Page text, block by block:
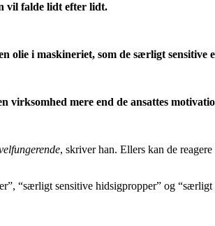
vil falde lidt efter lidt.
olie i maskineriet, som de særligt sensitive
virksomhed mere end de ansattes
, skriver han. Ellers kan de
“særligt sensitive hidsigpropper” og “særligt